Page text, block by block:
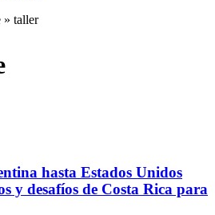
taller
hasta Estados Unidos
y desafíos de Costa Rica para